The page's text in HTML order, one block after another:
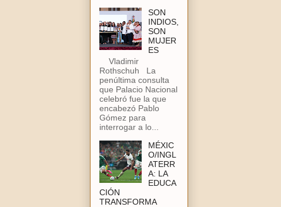
SON
INDIOS,
SON
MUJER
ES
Vladimir
Rothschuh La
penúltima consulta
que Palacio Nacional
celebró fue la que
encabezó Pablo
Gómez para
interrogar a lo...
MÉXIC
O/INGL
ATERR
A: LA
EDUCA
CIÓN
TRANSFORMA